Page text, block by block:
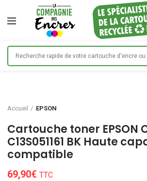
Accueil EPSON
Cartouche toner EPSON
C13S051161 BK Haute
compatible
69,90€ TTC